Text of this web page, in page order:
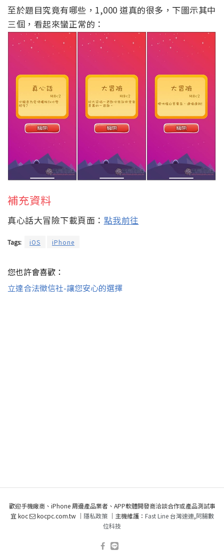
至於題目究竟有哪些，1,000 道真的很多，下圖示其中
三個，看起來蠻正常的：
補充資料
真心話大冒險下載頁面： 點我前往
Tags: iOS iPhone
您也許會喜歡：
立達合法徵信社-讓您安心的選擇
歡迎手機廠商、iPhone 周邊產品業者、APP軟體開發商洽談合作或產品測試事
宜 koc
kocpc.com.tw ｜ 隱私政策｜主機維護： Fast Line 台灣速連,阿腸數
位科技